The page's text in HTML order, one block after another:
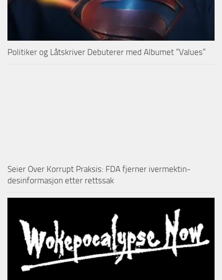
Politiker og Låtskriver Debuterer med Albumet “Values”
Seier Over Korrupt Praksis: FDA fjerner ivermektin-
desinformasjon etter rettssak